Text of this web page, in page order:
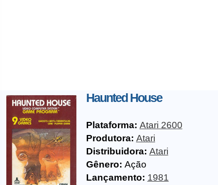
Haunted House
Plataforma: Atari 2600
Produtora: Atari
Distribuidora: Atari
Gênero: Ação
Lançamento: 1981